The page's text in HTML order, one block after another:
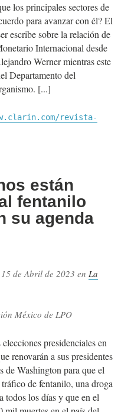
los principales sectores de
para avanzar con él? El
escribe sobre la relación de
Internacional desde
Werner mientras este
Departamento del
revista-
están
fentanilo
su agenda
de Abril de 2023 enLa
México de LPO
presidenciales en
renovarán a sus presidentes
de Washington para que el
de fentanilo, una droga
todos los días y que en el